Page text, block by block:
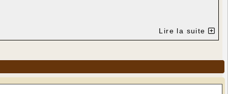
Lire la suite